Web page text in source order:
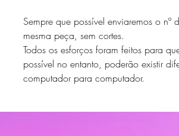
Sempre que possível enviaremos o
mesma peça, sem cortes.
Todos os esforços foram feitos para
possível no entanto, poderão existir
computador para computador.